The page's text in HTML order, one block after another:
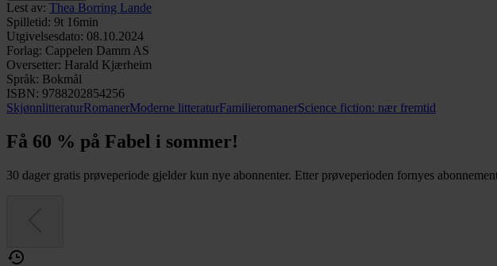
Lest av: Thea Borring Lande
Spilletid: 9t 16min
Utgivelsesdato: 08.10.2024
Forlag: Cappelen Damm AS
Oversetter: Harald Kjærheim
Språk: Bokmål
ISBN: 9788202854256
SkjønnlitteraturRomanerModerne litteraturFamilieromanerScience fiction: nær fremtid
Få 60 % på Fabel i sommer!
30 dager gratis prøveperiode gjelder kun nye abonnenter. Etter prøveperioden fornyes